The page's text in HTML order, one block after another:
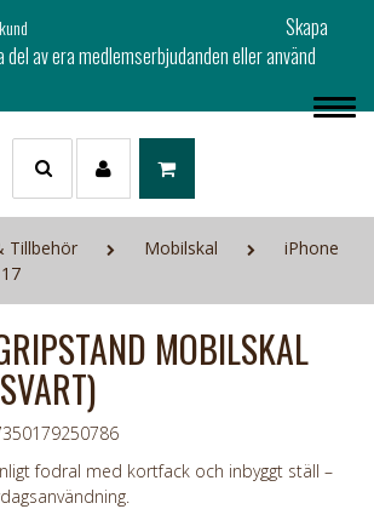
Skapa
del av era medlemserbjudanden eller använd
Tillbehör Mobilskal
iPhone
MOBILSKAL
fodral med kortfack och inbyggt ställ –